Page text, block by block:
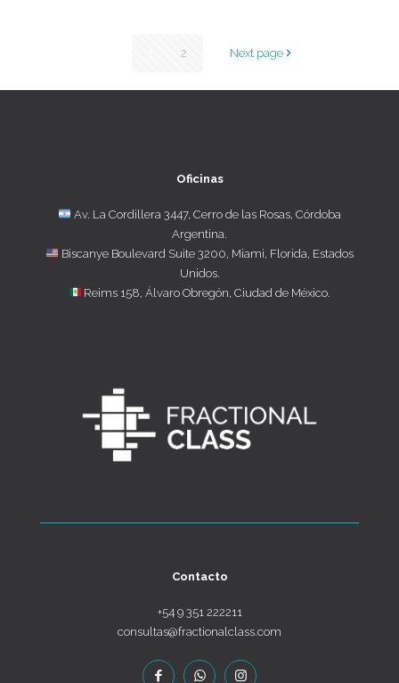
2 Next page
Oficinas
Av. La Cordillera 3447, Cerro de las Rosas, Córdoba
Argentina.
Biscanye Boulevard Suite 3200, Miami, Florida, Estados
Unidos.
Reims 158, Álvaro Obregón, Ciudad de México.
Contacto
+54 9 351 222211
consultas@fractionalclass.com